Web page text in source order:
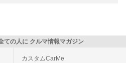
ての人に クルマ情報マガジン
カスタムCarMe